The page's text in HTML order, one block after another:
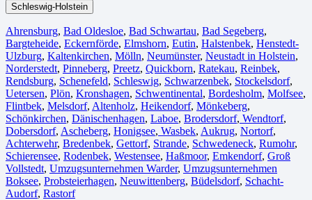
Schleswig-Holstein
Ahrensburg, Bad Oldesloe, Bad Schwartau, Bad Segeberg,
Bargteheide, Eckernförde, Elmshorn, Eutin, Halstenbek, Henstedt-
Ulzburg, Kaltenkirchen, Mölln, Neumünster, Neustadt in Holstein,
Norderstedt, Pinneberg, Preetz, Quickborn, Ratekau, Reinbek,
Rendsburg, Schenefeld, Schleswig, Schwarzenbek, Stockelsdorf,
Uetersen, Plön, Kronshagen, Schwentinental, Bordesholm, Molfsee,
Flintbek, Melsdorf, Altenholz, Heikendorf, Mönkeberg,
Schönkirchen, Dänischenhagen, Laboe, Brodersdorf, Wendtorf,
Dobersdorf, Ascheberg, Honigsee, Wasbek, Aukrug, Nortorf,
Achterwehr, Bredenbek, Gettorf, Strande, Schwedeneck, Rumohr,
Schierensee, Rodenbek, Westensee, Haßmoor, Emkendorf, Groß
Vollstedt, Umzugsunternehmen Warder, Umzugsunternehmen
Boksee, Probsteierhagen, Neuwittenberg, Büdelsdorf, Schacht-
Audorf, Rastorf